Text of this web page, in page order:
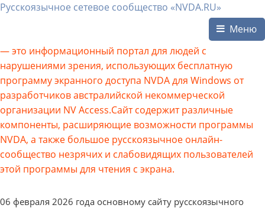
Русскоязычное сетевое сообщество «NVDA.RU»
Меню
— это информационный портал для людей с
нарушениями зрения, использующих бесплатную
программу экранного доступа NVDA для Windows от
разработчиков австралийской некоммерческой
организации NV Access.Сайт содержит различные
компоненты, расширяющие возможности программы
NVDA, а также большое русскоязычное онлайн-
сообщество незрячих и слабовидящих пользователей
этой программы для чтения с экрана.
06 февраля 2026 года основному сайту русскоязычного